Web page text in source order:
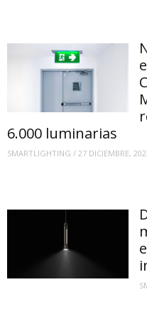
6.000 luminarias
SMARTLIGHTING / 27 DICIEMBRE,